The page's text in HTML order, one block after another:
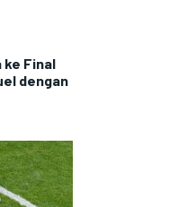
ke Final
dengan